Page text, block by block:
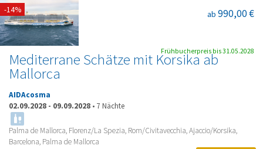
Mediterrane Schätze mit Korsika ab
Mallorca
ab 990,00 €
AIDAcosma
02.09.2028 - 09.09.2028 • 7 Nächte
Palma de Mallorca, Florenz/La Spezia, Rom/Civitavecchia, Ajaccio/Korsika,
Barcelona, Palma de Mallorca
-14%
Frühbucherpreis bis 31.05.2028